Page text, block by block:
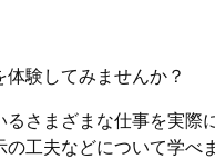
験してみませんか？
るさまざまな仕事を実際
工夫などについて学べ